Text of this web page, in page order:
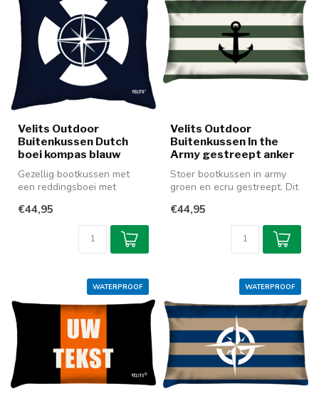
Velits Outdoor
Buitenkussen Dutch
boei kompas blauw
Gezellig bootkussen met
een reddingsboei met
donkerblauwe ...
€44,95
Velits Outdoor
Buitenkussen In the
Army gestreept anker
Stoer bootkussen in army
groen en ecru gestreept. Dit
...
€44,95
WATERPROOF WATERPROOF